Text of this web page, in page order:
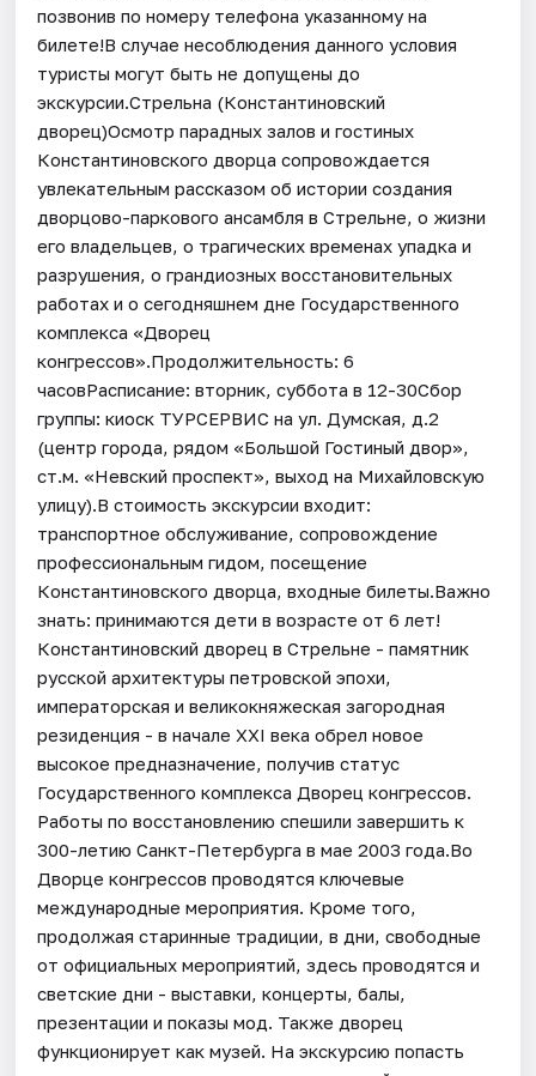
позвонив по номеру телефона указанному на
билете!В случае несоблюдения данного условия
туристы могут быть не допущены до
экскурсии.Стрельна (Константиновский
дворец)Осмотр парадных залов и гостиных
Константиновского дворца сопровождается
увлекательным рассказом об истории создания
дворцово-паркового ансамбля в Стрельне, о жизни
его владельцев, о трагических временах упадка и
разрушения, о грандиозных восстановительных
работах и о сегодняшнем дне Государственного
комплекса «Дворец
конгрессов».Продолжительность: 6
часовРасписание: вторник, суббота в 12-30Сбор
группы: киоск ТУРСЕРВИС на ул. Думская, д.2
(центр города, рядом «Большой Гостиный двор»,
ст.м. «Невский проспект», выход на Михайловскую
улицу).В стоимость экскурсии входит:
транспортное обслуживание, сопровождение
профессиональным гидом, посещение
Константиновского дворца, входные билеты.Важно
знать: принимаются дети в возрасте от 6 лет!
Константиновский дворец в Стрельне - памятник
русской архитектуры петровской эпохи,
императорская и великокняжеская загородная
резиденция - в начале XXI века обрел новое
высокое предназначение, получив статус
Государственного комплекса Дворец конгрессов.
Работы по восстановлению спешили завершить к
300-летию Санкт-Петербурга в мае 2003 года.Во
Дворце конгрессов проводятся ключевые
международные мероприятия. Кроме того,
продолжая старинные традиции, в дни, свободные
от официальных мероприятий, здесь проводятся и
светские дни - выставки, концерты, балы,
презентации и показы мод. Также дворец
функционирует как музей. На экскурсию попасть